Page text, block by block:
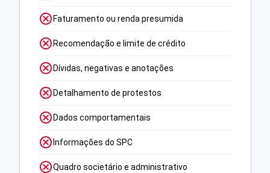
Faturamento ou renda presumida
Recomendação e limite de crédito
Dívidas, negativas e anotações
Detalhamento de protestos
Dados comportamentais
Informações do SPC
Quadro societário e administrativo